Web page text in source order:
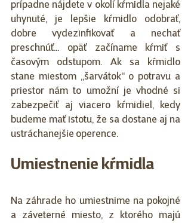
prípadne nájdete v okolí kŕmidla nejaké
uhynuté, je lepšie kŕmidlo odobrať,
dobre vydezinfikovať a nechať
preschnúť... opäť začíname kŕmiť s
časovým odstupom. Ak sa kŕmidlo
stane miestom „šarvátok“ o potravu a
priestor nám to umožní je vhodné si
zabezpečiť aj viacero kŕmidiel, kedy
budeme mať istotu, že sa dostane aj na
ustráchanejšie operence.
Umiestnenie kŕmidla
Na záhrade ho umiestnime na pokojné
a záveterné miesto, z ktorého majú